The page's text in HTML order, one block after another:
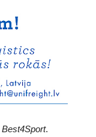
Best4Sport.